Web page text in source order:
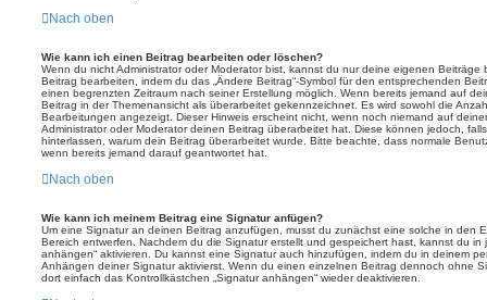
Nach oben
Wie kann ich einen Beitrag bearbeiten oder löschen?
Wenn du nicht Administrator oder Moderator bist, kannst du nur deine eigenen
Beitrag bearbeiten, indem du das „Ändere Beitrag“-Symbol für den entsprechenden
einen begrenzten Zeitraum nach seiner Erstellung möglich. Wenn bereits jemand auf
Beitrag in der Themenansicht als überarbeitet gekennzeichnet. Es wird sowohl die
Bearbeitungen angezeigt. Dieser Hinweis erscheint nicht, wenn noch niemand auf
Administrator oder Moderator deinen Beitrag überarbeitet hat. Diese können jedoch,
hinterlassen, warum dein Beitrag überarbeitet wurde. Bitte beachte, dass normale
wenn bereits jemand darauf geantwortet hat.
Nach oben
Wie kann ich meinem Beitrag eine Signatur anfügen?
Um eine Signatur an deinen Beitrag anzufügen, musst du zunächst eine solche in den
Bereich entwerfen. Nachdem du die Signatur erstellt und gespeichert hast, kannst du in
anhängen“ aktivieren. Du kannst eine Signatur auch hinzufügen, indem du in deinem
Anhängen deiner Signatur aktivierst. Wenn du einen einzelnen Beitrag dennoch ohne
dort einfach das Kontrollkästchen „Signatur anhängen“ wieder deaktivieren.